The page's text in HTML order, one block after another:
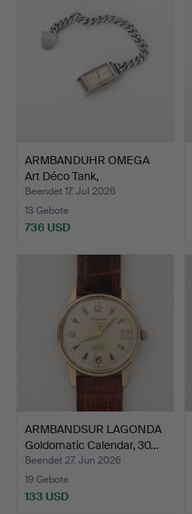
ARMBANDUHR OMEGA
Art Déco Tank,
Handaufzug…
Beendet 17. Jul 2026
13 Gebote
736 USD
ARMBANDSUR LAGONDA
Goldomatic Calendar, 30…
Beendet 27. Jun 2026
19 Gebote
133 USD